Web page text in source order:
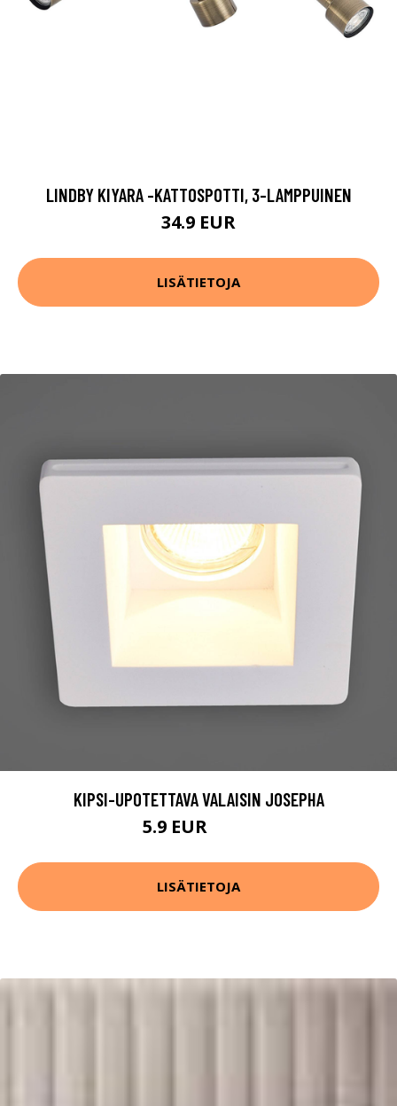
LINDBY KIYARA -KATTOSPOTTI, 3-LAMPPUINEN
34.9 EUR
LISÄTIETOJA
KIPSI-UPOTETTAVA VALAISIN JOSEPHA
5.9 EUR
LISÄTIETOJA